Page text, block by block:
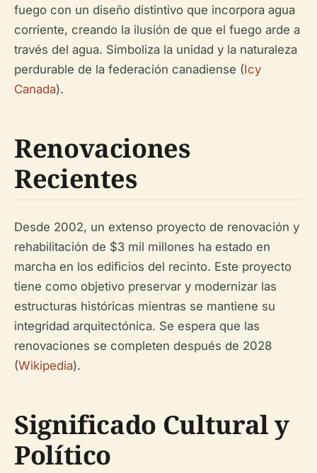
fuego con un diseño distintivo que incorpora agua
corriente, creando la ilusión de que el fuego arde a
través del agua. Simboliza la unidad y la naturaleza
perdurable de la federación canadiense (Icy
Canada).
Renovaciones
Recientes
Desde 2002, un extenso proyecto de renovación y
rehabilitación de $3 mil millones ha estado en
marcha en los edificios del recinto. Este proyecto
tiene como objetivo preservar y modernizar las
estructuras históricas mientras se mantiene su
integridad arquitectónica. Se espera que las
renovaciones se completen después de 2028
(Wikipedia).
Significado Cultural y
Político